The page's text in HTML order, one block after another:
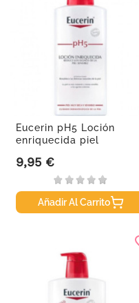
Eucerin pH5 Loción
enriquecida piel
Precio
9,95 €
Añadir Al Carrito